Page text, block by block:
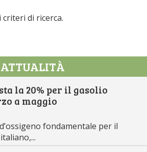
criteri di ricerca.
ATTUALITÀ
la 20% per il gasolio
a maggio
fondamentale per il